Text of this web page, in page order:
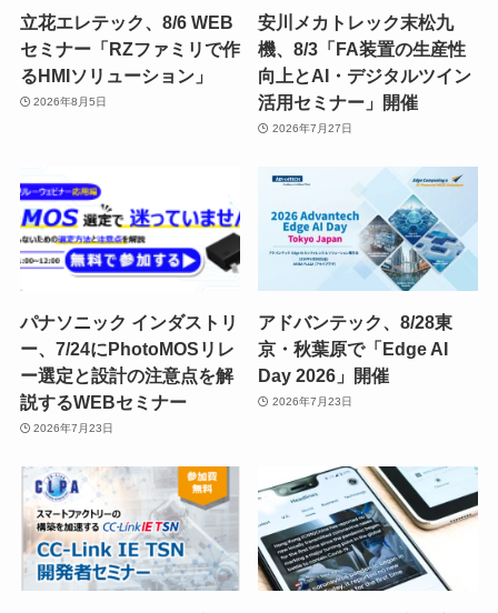
立花エレテック、8/6 WEB
セミナー「RZファミリで作
るHMIソリューション」
2026年8月5日
安川メカトレック末松九
機、8/3「FA装置の生産性
向上とAI・デジタルツイン
活用セミナー」開催
2026年7月27日
パナソニック インダストリ
ー、7/24にPhotoMOSリレ
ー選定と設計の注意点を解
説するWEBセミナー
2026年7月23日
アドバンテック、8/28東
京・秋葉原で「Edge AI
Day 2026」開催
2026年7月23日